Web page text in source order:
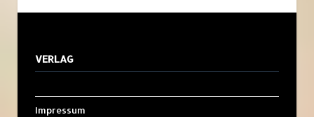
VERLAG
Impressum